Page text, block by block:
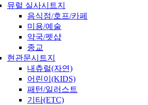
뮤럴 실사시트지
음식점/호프/카페
미용/예술
약국/펫샵
종교
현관문시트지
내츄럴(자연)
어린이(KIDS)
패턴/일러스트
기타(ETC)